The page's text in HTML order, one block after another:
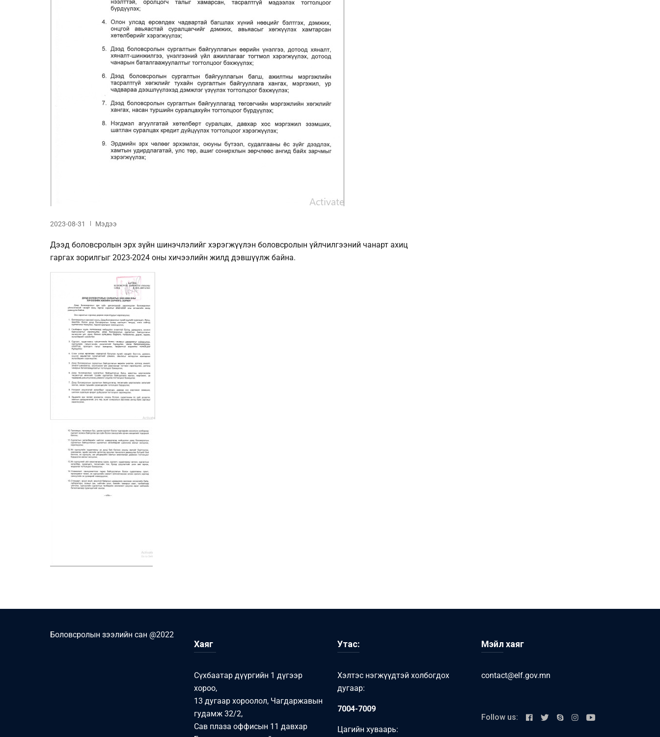
2023-08-31 Мэдээ
Дээд боловсролын эрх зүйн шинэчлэлийг хэрэгжүүлэн боловсролын үйлчилгээний чанарт ахиц
гаргах зорилгыг 2023-2024 оны хичээлийн жилд дэвшүүлж байна.
Боловсролын зээлийн сан @2022
Хаяг
Сүхбаатар дүүргийн 1 дүгээр
хороо,
13 дугаар хороолол, Чагдаржавын
гудамж 32/2,
Сав плаза оффисын 11 давхар
Утас:
Хэлтэс нэгжүүдтэй холбогдох
дугаар:
7004-7009
Цагийн хуваарь:
Мэйл хаяг
contact@elf.gov.mn
Follow us: